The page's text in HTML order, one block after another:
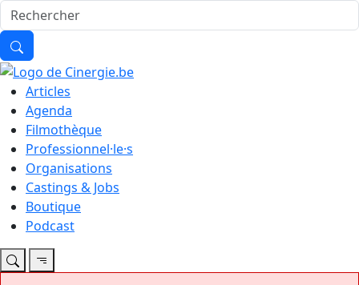
Articles
Agenda
Filmothèque
Professionnel·le·s
Organisations
Castings & Jobs
Boutique
Podcast